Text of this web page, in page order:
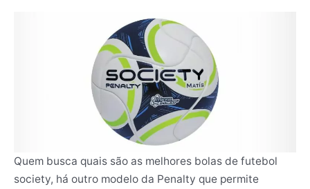
Quem busca quais são as melhores bolas de futebol
society, há outro modelo da Penalty que permite